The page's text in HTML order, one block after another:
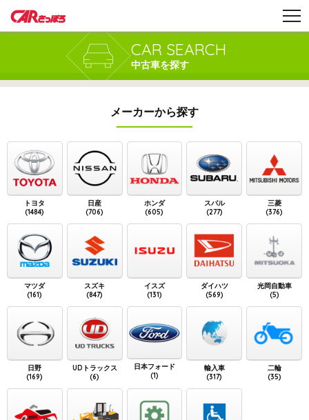
CAR SEARCH
中古車を探す
メーカーから探す
トヨタ
(1484)
日産
(706)
ホンダ
(605)
スバル
(277)
三菱
(376)
マツダ
(161)
スズキ
(847)
イスズ
(131)
ダイハツ
(569)
光岡自動車
(5)
日野
(169)
UDトラックス
(6)
日本フォード
(1)
輸入車
(317)
二輪
(35)